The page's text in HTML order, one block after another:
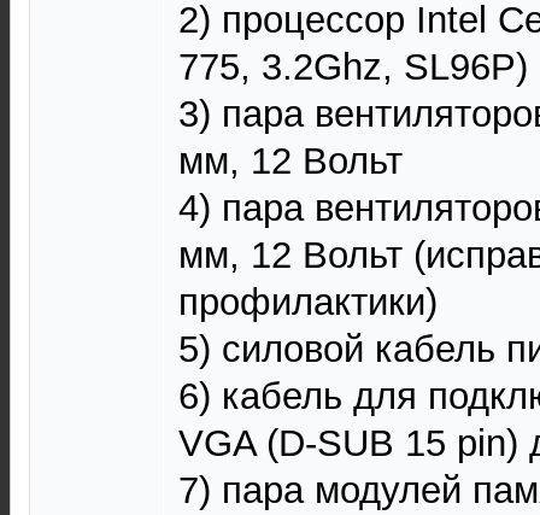
2) процессор Intel
775, 3.2Ghz, SL96P)
3) пара
мм, 12 Вольт
4) пара
мм, 12 Вольт
профилактики)
5) силовой кабель
6) кабель для
VGA (D-SUB 15 pin)
7) пара модулей